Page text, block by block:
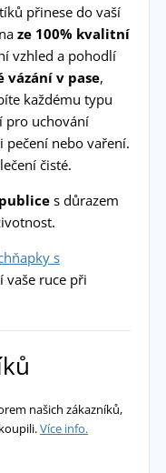
přinese do vaší
ze 100% kvalitní
vzhled a pohodlí
vázání v pase,
každému typu
pro uchování
nebo vaření.
čisté.
s důrazem
s
vaše ruce při
našich zákazníků,
Více info.